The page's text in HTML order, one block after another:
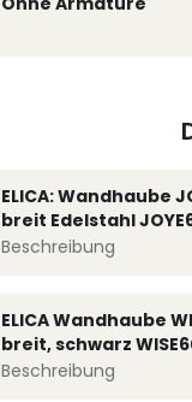
ELICA: Wandhaube
breit Edelstahl
Beschreibung
ELICA Wandhaube
breit, schwarz
Beschreibung